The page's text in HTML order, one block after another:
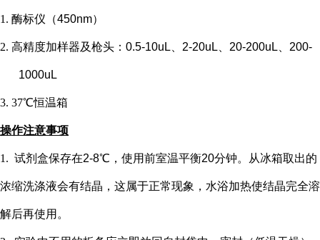
1. 酶标仪（450nm）
2. 高精度加样器及枪头： 0.5-10uL、2-20uL、20-200uL、200-
1000uL
3. 37℃恒温箱
操作注意事项
1. 试剂盒保存在2-8℃，使用前室温平衡20分钟。从冰箱取出的
浓缩洗涤液会有结晶，这属于正常现象，水浴加热使结晶完全溶
解后再使用。